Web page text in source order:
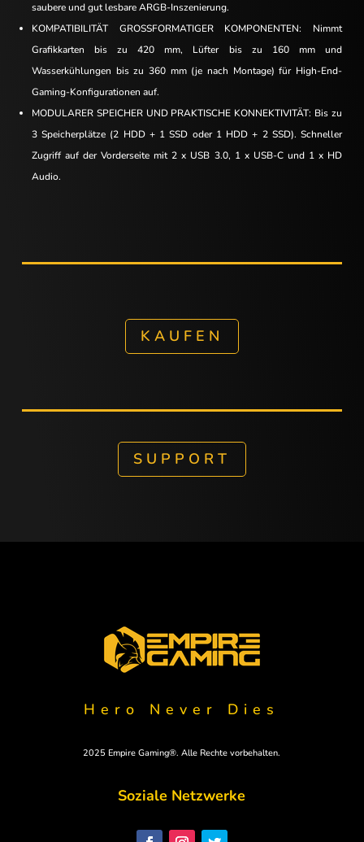
saubere und gut lesbare ARGB-Inszenierung.
KOMPATIBILITÄT GROSSFORMATIGER KOMPONENTEN: Nimmt
Grafikkarten bis zu 420 mm, Lüfter bis zu 160 mm und
Wasserkühlungen bis zu 360 mm (je nach Montage) für High-End-
Gaming-Konfigurationen auf.
MODULARER SPEICHER UND PRAKTISCHE KONNEKTIVITÄT: Bis zu
3 Speicherplätze (2 HDD + 1 SSD oder 1 HDD + 2 SSD). Schneller
Zugriff auf der Vorderseite mit 2 x USB 3.0, 1 x USB-C und 1 x HD
Audio.
KAUFEN
SUPPORT
Hero Never Dies
2025 Empire Gaming®. Alle Rechte vorbehalten.
Soziale Netzwerke